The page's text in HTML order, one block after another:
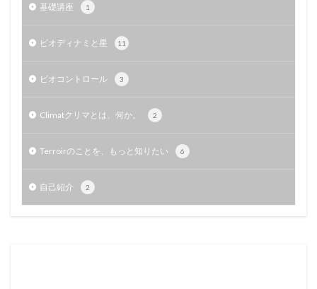
基礎講座 1
ビオディナミと星 11
ビオコントロール 3
Climatクリマとは、何か。 2
Terroirのことを、もっと知りたい 6
自己紹介 2